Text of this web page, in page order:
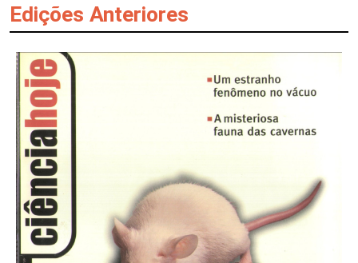
Edições Anteriores